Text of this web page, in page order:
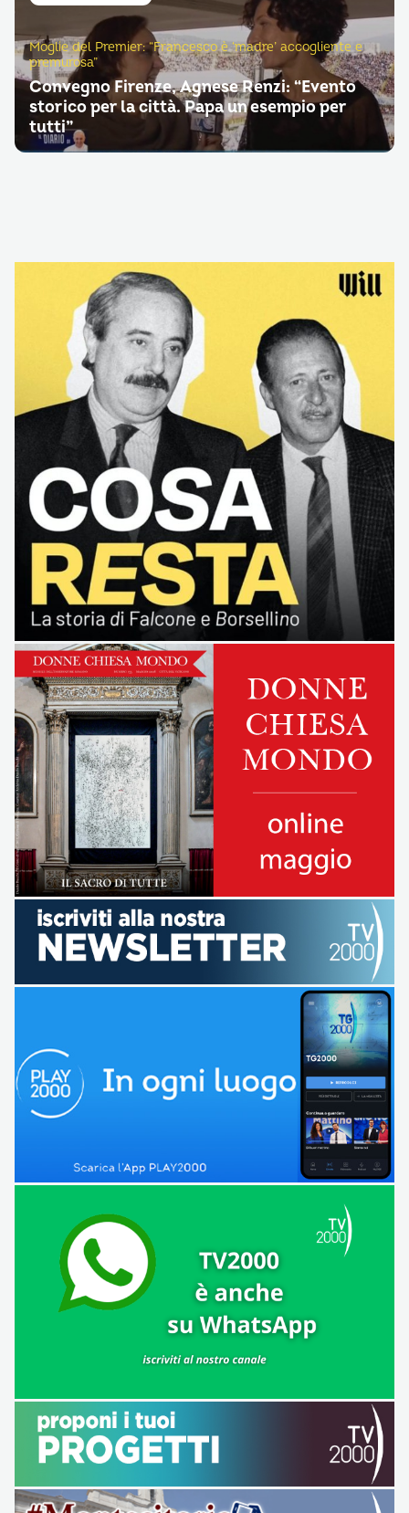
Moglie del Premier: “Francesco è ‘madre’ accogliente e
premurosa”
Convegno Firenze, Agnese Renzi: “Evento
storico per la città. Papa un esempio per
tutti”